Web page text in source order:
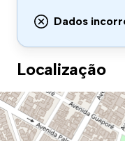
Dados
Localização